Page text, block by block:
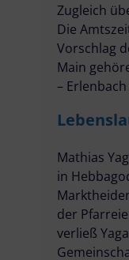
Zugleich
Die
Vorschlag
Main
–
Mathias
in
der
verließ